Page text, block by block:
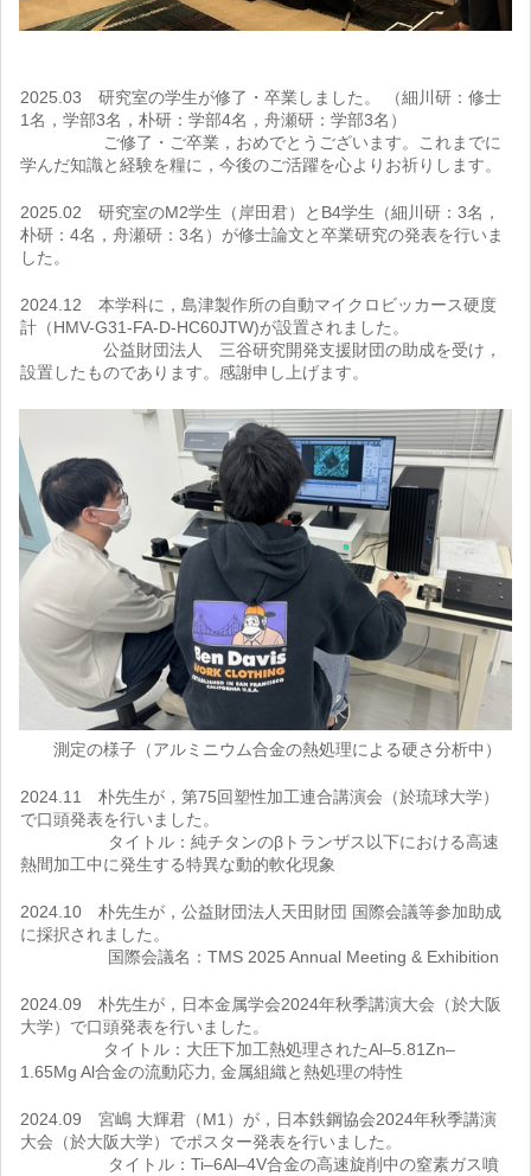
2025.03 研究室の学生が修了・卒業しました。 （細川研：修士
1名，学部3名，朴研：学部4名，舟瀬研：学部3名）
ご修了・ご卒業，おめでとうございます。これまでに
学んだ知識と経験を糧に，今後のご活躍を心よりお祈りします。
2025.02 研究室のM2学生（岸田君）とB4学生（細川研：3名，
朴研：4名，舟瀬研：3名）が修士論文と卒業研究の発表を行いま
した。
2024.12 本学科に，島津製作所の自動マイクロビッカース硬度
計（HMV-G31-FA-D-HC60JTW)が設置されました。
公益財団法人 三谷研究開発支援財団の助成を受け，
設置したものであります。感謝申し上げます。
測定の様子（アルミニウム合金の熱処理による硬さ分析中）
2024.11 朴先生が，第75回塑性加工連合講演会（於琉球大学）
で口頭発表を行いました。
タイトル：純チタンのβトランザス以下における高速
熱間加工中に発生する特異な動的軟化現象
2024.10 朴先生が，公益財団法人天田財団 国際会議等参加助成
に採択されました。
国際会議名：TMS 2025 Annual Meeting & Exhibition
2024.09 朴先生が，日本金属学会2024年秋季講演大会（於大阪
大学）で口頭発表を行いました。
タイトル：大圧下加工熱処理されたAl–5.81Zn–
1.65Mg Al合金の流動応力, 金属組織と熱処理の特性
2024.09 宮嶋 大輝君（M1）が，日本鉄鋼協会2024年秋季講演
大会（於大阪大学）でポスター発表を行いました。
タイトル：Ti–6Al–4V合金の高速旋削中の窒素ガス噴